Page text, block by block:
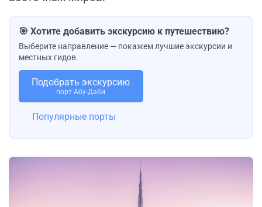
🎯 Хотите добавить экскурсию к путешествию?
Выберите направление — покажем лучшие экскурсии и
местных гидов.
Подобрать экскурсию
порт Абу-Даби
Популярные порты